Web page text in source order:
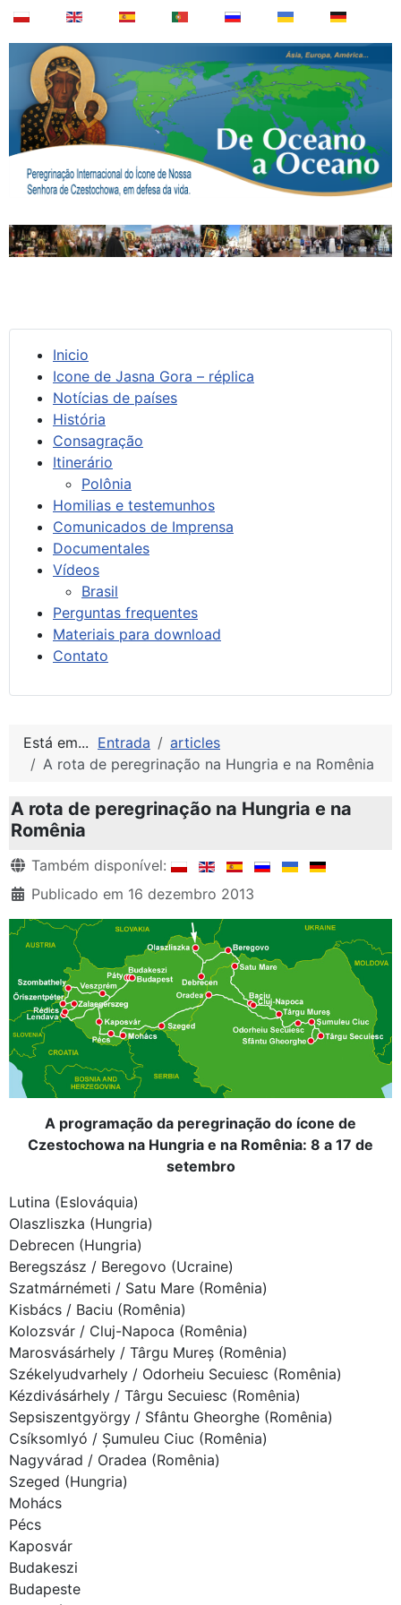
Inicio
Icone de Jasna Gora – réplica
Notícias de países
História
Consagração
Itinerário
Polônia
Homilias e testemunhos
Comunicados de Imprensa
Documentales
Vídeos
Brasil
Perguntas frequentes
Materiais para download
Contato
Está em... Entrada
articles
A rota de peregrinação na Hungria e na Romênia
A rota de peregrinação na Hungria e na
Romênia
Detalhes
Também disponível:
Publicado em 16 dezembro 2013
A programação da peregrinação do ícone de
Czestochowa na Hungria e na Romênia: 8 a 17 de
setembro
Lutina (Eslováquia)
Olaszliszka (Hungria)
Debrecen (Hungria)
Beregszász / Beregovo (Ucraine)
Szatmárnémeti / Satu Mare (Romênia)
Kisbács / Baciu (Romênia)
Kolozsvár / Cluj-Napoca (Romênia)
Marosvásárhely / Târgu Mureș (Romênia)
Székelyudvarhely / Odorheiu Secuiesc (Romênia)
Kézdivásárhely / Târgu Secuiesc (Romênia)
Sepsiszentgyörgy / Sfântu Gheorghe (Romênia)
Csíksomlyó / Șumuleu Ciuc (Romênia)
Nagyvárad / Oradea (Romênia)
Szeged (Hungria)
Mohács
Pécs
Kaposvár
Budakeszi
Budapeste